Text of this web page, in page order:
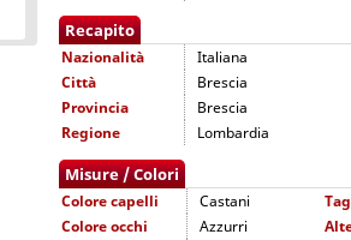
Recapito
Nazionalità
Italiana
Città
Brescia
Provincia
Brescia
Regione
Lombardia
Misure / Colori
Colore capelli Castani
Colore occhi
Azzurri